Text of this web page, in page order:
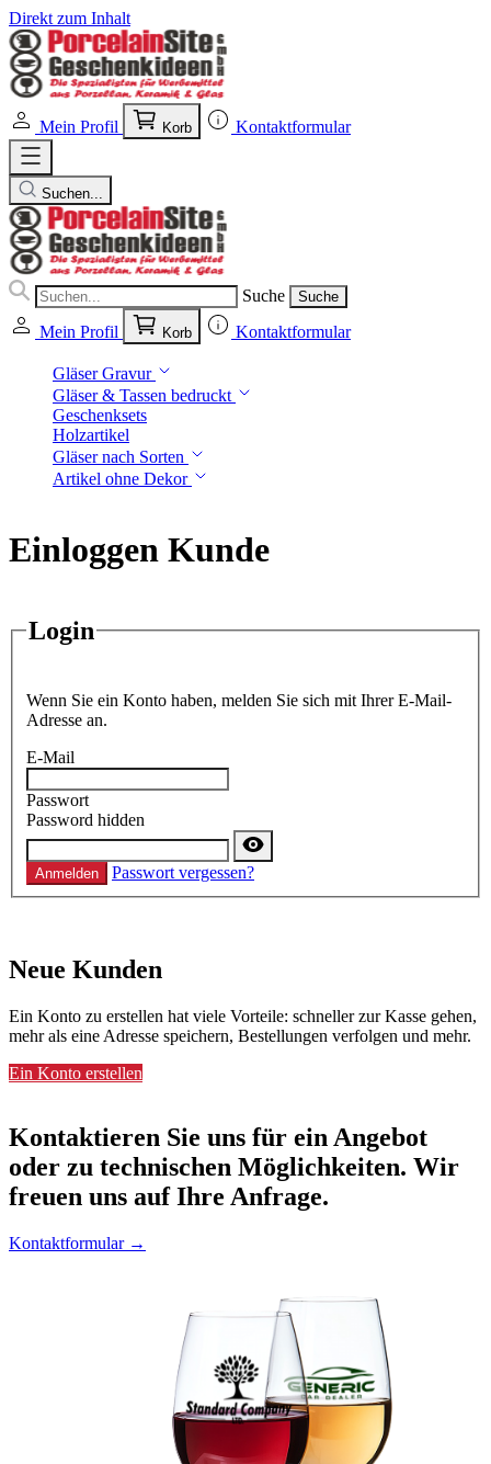
Direkt zum Inhalt
Mein Profil Korb Kontaktformular
Suchen...
Suche Suche
Mein Profil Korb Kontaktformular
Gläser Gravur
Gläser & Tassen bedruckt
Geschenksets
Holzartikel
Gläser nach Sorten
Artikel ohne Dekor
Einloggen Kunde
Login
Wenn Sie ein Konto haben, melden Sie sich mit Ihrer E-Mail-
Adresse an.
E-Mail
Passwort
Password hidden
Anmelden Passwort vergessen?
Neue Kunden
Ein Konto zu erstellen hat viele Vorteile: schneller zur Kasse gehen,
mehr als eine Adresse speichern, Bestellungen verfolgen und mehr.
Ein Konto erstellen
Kontaktieren Sie uns für ein Angebot
oder zu technischen Möglichkeiten. Wir
freuen uns auf Ihre Anfrage.
Kontaktformular →